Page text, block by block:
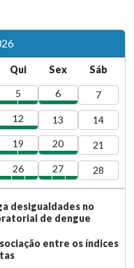
infantil na Amazônia
na ENSP
da Plataforma
Qui Sex Sáb
5 6 7
12 13 14
19 20 21
26 27 28
desigualdades no
de dengue
entre os índices